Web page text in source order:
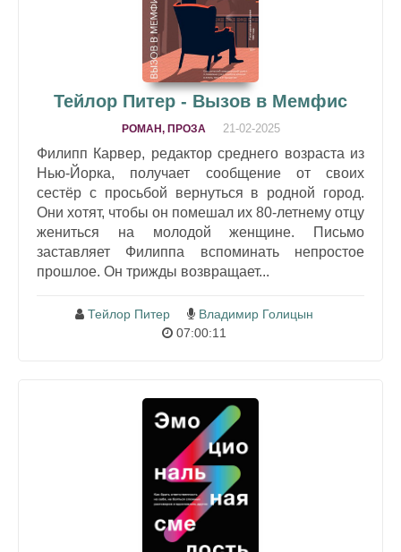
Тейлор Питер - Вызов в Мемфис
РОМАН, ПРОЗА 21-02-2025
Филипп Карвер, редактор среднего возраста из
Нью-Йорка, получает сообщение от своих
сестёр с просьбой вернуться в родной город.
Они хотят, чтобы он помешал их 80-летнему отцу
жениться на молодой женщине. Письмо
заставляет Филиппа вспоминать непростое
прошлое. Он трижды возвращает...
Тейлор Питер
Владимир Голицын
07:00:11